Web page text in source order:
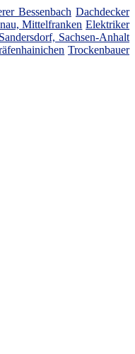
Bessenbach Dachdecker
Mittelfranken Elektriker
Sachsen-Anhalt
Trockenbauer